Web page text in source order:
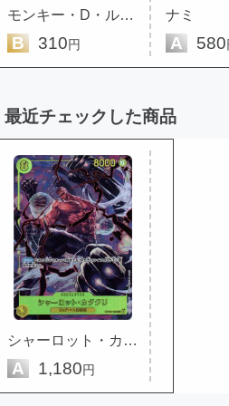
モンキー・D・ルフィ
B 310円
ナミ
A 580
最近チェックした商品
シャーロット・カタクリ (パラレル)
A 1,180円